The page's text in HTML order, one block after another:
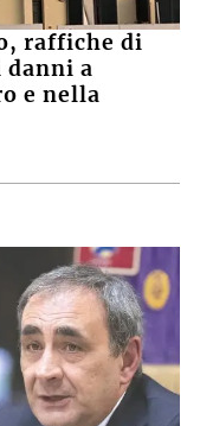
raffiche di
danni a
e nella